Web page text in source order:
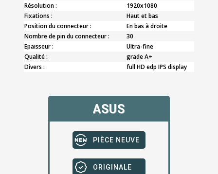
Résolution :
1920x1080
Fixations :
Haut et bas
Position du connecteur :
En bas à droite
Nombre de pin du connecteur :
30
Epaisseur :
Ultra-fine
Qualité :
grade A+
Divers :
full HD edp IPS display
ASUS
PIÈCE NEUVE
ORIGINALE